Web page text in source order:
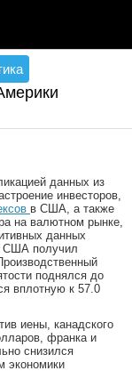
данных из
инвесторов,
в США, а также
на валютном рынке,
данных
США получил
поднялся до
вплотную к 57.0
иены, канадского
франка и
снизился
экономики